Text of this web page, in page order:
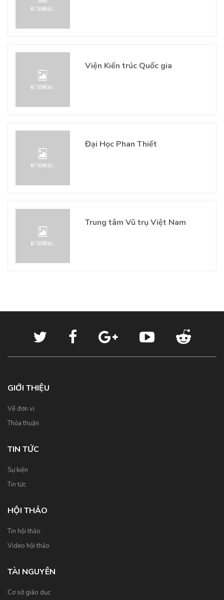
Viện Kiến trúc Quốc gia
Đại Học Phan Thiết
Trung tâm Vũ trụ Việt Nam
GIỚI THIỆU
Về đơn vị
Thỏa thuận
TIN TỨC
Sự kiện
Tin tức
HỘI THẢO
Tin hội thảo
Video hội thảo
TÀI NGUYÊN
Cơ sở giáo dục